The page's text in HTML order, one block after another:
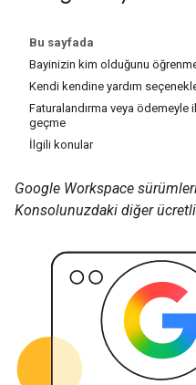
Bu sayfada
Bayinizin kim olduğunu
Kendi kendine yardım
Faturalandırma veya
geçme
İlgili konular
Google Workspace
Konsolunuzdaki diğer